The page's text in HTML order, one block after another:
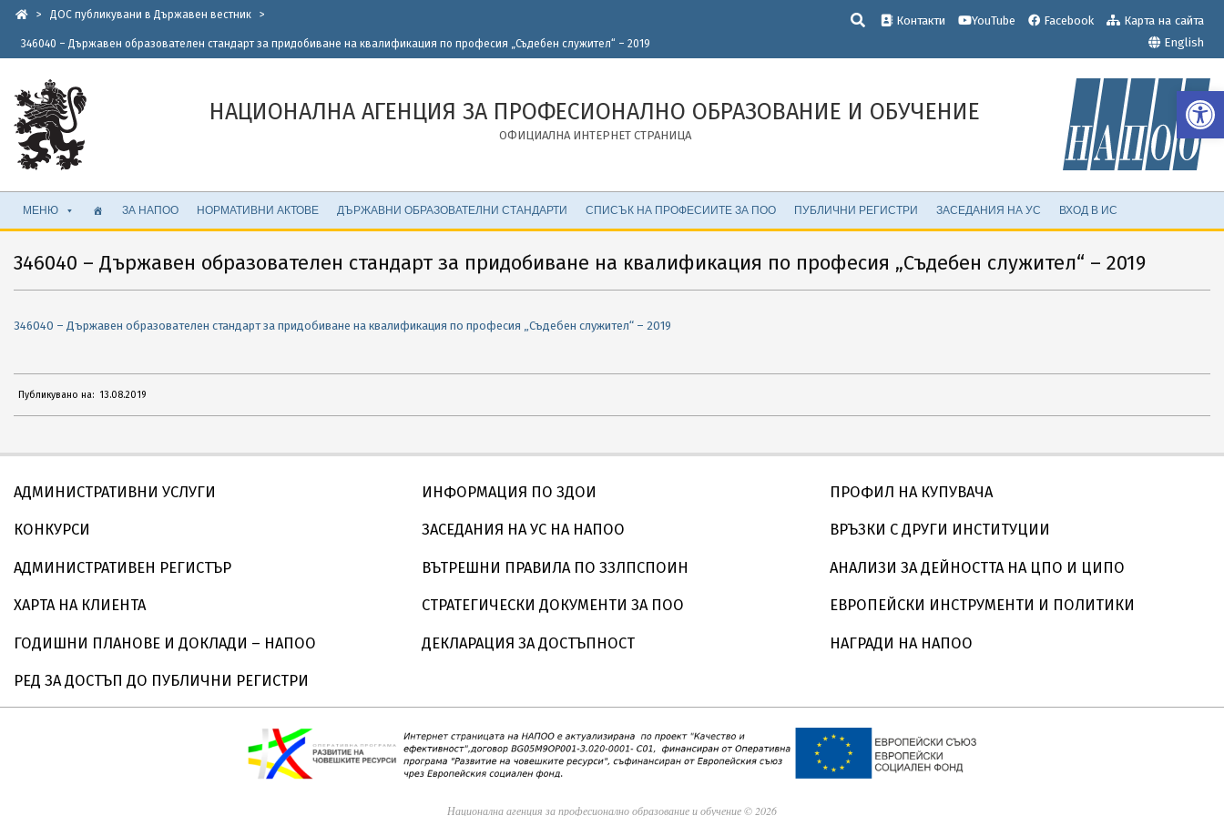
Skip
content
> ДОС публикувани в Държавен вестник >
346040 – Държавен образователен стандарт за придобиване на квалификация по професия „Съдебен служител“ – 2019
Търсене
Контакти YouTube Facebook
Карта на сайта
English
НАЦИОНАЛНА АГЕНЦИЯ ЗА ПРОФЕСИОНАЛНО ОБРАЗОВАНИЕ И ОБУЧЕНИЕ
ОФИЦИАЛНА ИНТЕРНЕТ СТРАНИЦА
Secondary
Navigation
ЗА НАПОО НОРМАТИВНИ АКТОВЕ ДЪРЖАВНИ ОБРАЗОВАТЕЛНИ СТАНДАРТИ СПИСЪК НА ПРОФЕСИИТЕ ЗА ПОО ПУБЛИЧНИ РЕГИСТРИ ЗАСЕДАНИЯ НА УС ВХОД В ИС
МЕНЮ
346040 – Държавен образователен стандарт за придобиване на квалификация по професия „Съдебен служител“ – 2019
346040 – Държавен образователен стандарт за придобиване на квалификация по професия „Съдебен служител“ – 2019
Публикувано на: 13.08.2019
АДМИНИСТРАТИВНИ УСЛУГИ
КОНКУРСИ
АДМИНИСТРАТИВЕН РЕГИСТЪР
ХАРТА НА КЛИЕНТА
ГОДИШНИ ПЛАНОВЕ И ДОКЛАДИ – НАПОО
РЕД ЗА ДОСТЪП ДО ПУБЛИЧНИ РЕГИСТРИ
ИНФОРМАЦИЯ ПО ЗДОИ
ЗАСЕДАНИЯ НА УС НА НАПОО
ВЪТРЕШНИ ПРАВИЛА ПО ЗЗЛПСПОИН
СТРАТЕГИЧЕСКИ ДОКУМЕНТИ ЗА ПОО
ДЕКЛАРАЦИЯ ЗА ДОСТЪПНОСТ
ПРОФИЛ НА КУПУВАЧА
ВРЪЗКИ С ДРУГИ ИНСТИТУЦИИ
АНАЛИЗИ ЗА ДЕЙНОСТТА НА ЦПО И ЦИПО
ЕВРОПЕЙСКИ ИНСТРУМЕНТИ И ПОЛИТИКИ
НАГРАДИ НА НАПОО
Национална агенция за професионално образование и обучение © 2026